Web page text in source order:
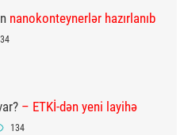
nanokonteynerlər hazırlanıb
– ETKİ-dən yeni layihə
134